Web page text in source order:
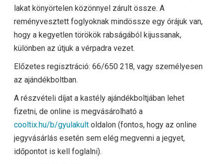
lakat könyörtelen közönnyel zárult össze. A
reményvesztett foglyoknak mindössze egy órájuk van,
hogy a kegyetlen törökök rabságából kijussanak,
különben az útjuk a vérpadra vezet.
Előzetes regisztráció: 66/650 218, vagy személyesen
az ajándékboltban.
A részvételi díjat a kastély ajándékboltjában lehet
fizetni, de online is megvásárolható a
cooltix.hu/b/gyulakult oldalon (fontos, hogy az online
jegyvásárlás esetén sem elég megvenni a jegyet,
időpontot is kell foglalni).